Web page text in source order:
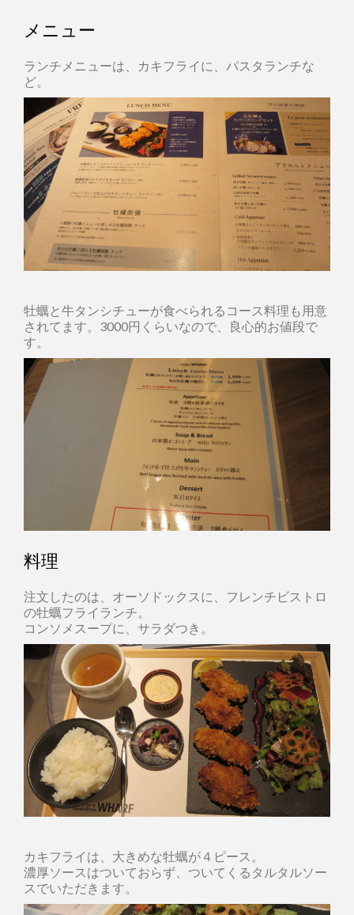
メニュー
ランチメニューは、カキフライに、パスタランチな
ど。
牡蠣と牛タンシチューが食べられるコース料理も用意
されてます。3000円くらいなので、良心的お値段で
す。
料理
注文したのは、オーソドックスに、フレンチビストロ
の牡蠣フライランチ。
コンソメスープに、サラダつき。
カキフライは、大きめな牡蠣が４ピース。
濃厚ソースはついておらず、ついてくるタルタルソー
スでいただきます。